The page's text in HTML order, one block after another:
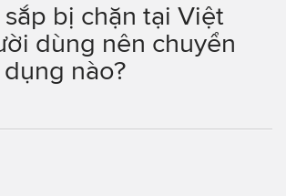
bị chặn tại Việt
dùng nên chuyển
nào?